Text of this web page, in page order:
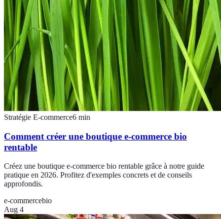
Stratégie E-commerce6 min
Comment créer une boutique e-commerce bio
rentable
Créez une boutique e-commerce bio rentable grâce à notre guide
pratique en 2026. Profitez d'exemples concrets et de conseils
approfondis.
e-commercebio
Aug 4